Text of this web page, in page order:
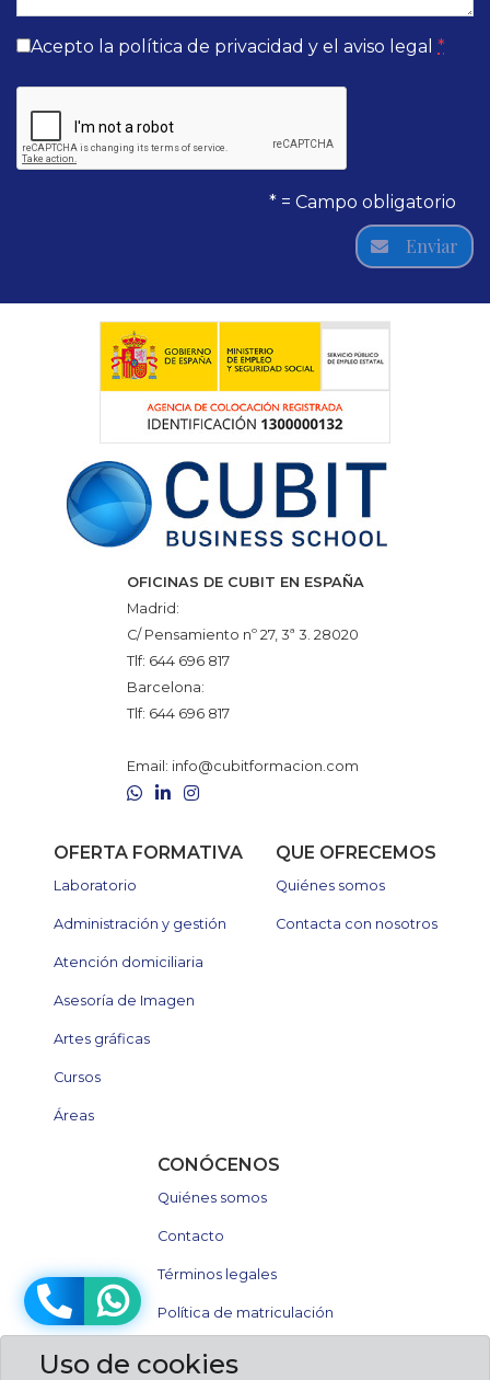
Acepto la política de privacidad y el aviso legal *
* = Campo obligatorio
Enviar
OFICINAS DE CUBIT EN ESPAÑA
Madrid:
C/ Pensamiento nº 27, 3ª 3. 28020
Tlf: 644 696 817
Barcelona:
Tlf: 644 696 817
Email: info@cubitformacion.com
WhatsApp
LinkedIn
Instagram
OFERTA FORMATIVA
Laboratorio
Administración y gestión
Atención domiciliaria
Asesoría de Imagen
Artes gráficas
Cursos
Áreas
QUE OFRECEMOS
Quiénes somos
Contacta con nosotros
CONÓCENOS
Quiénes somos
Contacto
Términos legales
Política de matriculación
Uso de cookies